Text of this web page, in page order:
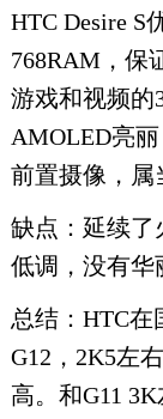
HTC Desire S
768RAM，保
游戏和视频的
AMOLED亮
前置摄像，属
缺点：延续了
低调，没有华
总结：HTC在
G12，2K5左
高。和G11